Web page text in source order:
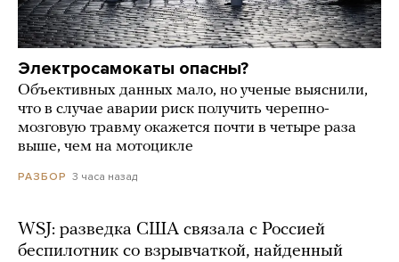
Электросамокаты опасны?
Объективных данных мало, но ученые выяснили,
что в случае аварии риск получить черепно-
мозговую травму окажется почти в четыре раза
выше, чем на мотоцикле
РАЗБОР 3 часа назад
WSJ: разведка США связала с Россией
беспилотник со взрывчаткой, найденный